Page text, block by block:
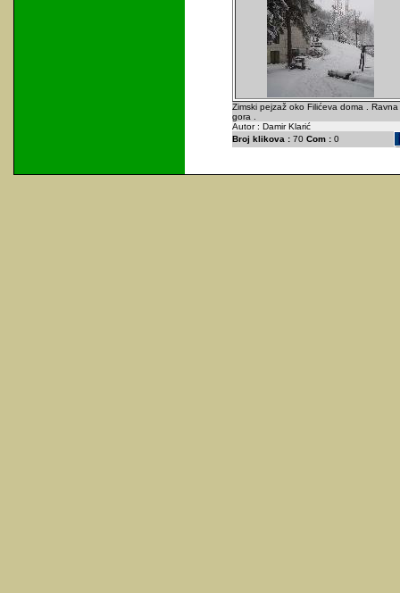
Zimski pejzaž oko Filićeva doma . Ravna
gora .
Autor : Damir Klarić
Broj klikova :70 Com :0